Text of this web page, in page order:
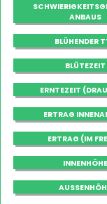
ANBAUS
BLÜHENDER
BLÜTEZEIT
ERNTEZEIT
ERTRAG
ERTRAG (IM
INNENHÖHE
AUSSENHÖHE